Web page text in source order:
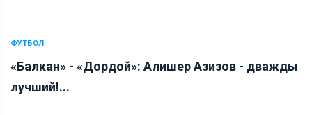
ФУТБОЛ
«Балкан» - «Дордой»: Алишер Азизов - дважды
лучший!...